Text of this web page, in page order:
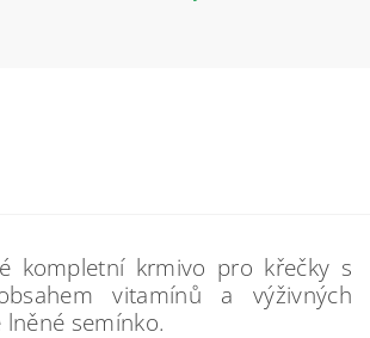
kompletní krmivo pro křečky s
vitamínů a výživných
semínko.